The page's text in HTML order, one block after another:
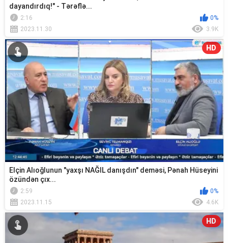
dayandırdıq!" - Tərəflə...
2:16
0%
2023.11.30
3.9K
HD
Elçin Alıoğlunun "yaxşı NAĞIL danışdın" deməsi, Pənah Hüseyini
özündən çıx...
2:59
0%
2023.11.15
4.6K
HD